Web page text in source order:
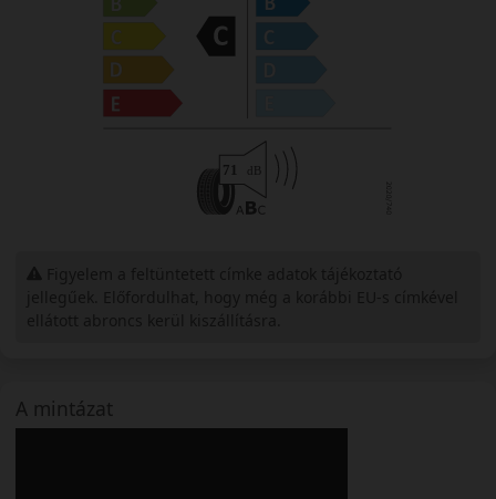
A mintázat